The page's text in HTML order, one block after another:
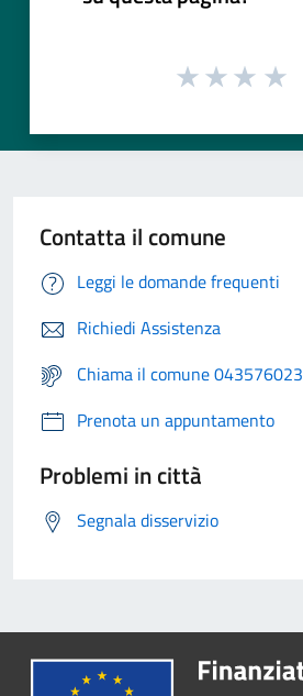
Contatta il comune
Leggi le domande frequenti
Richiedi Assistenza
Chiama il comune 043576023
Prenota un appuntamento
Problemi in città
Segnala disservizio